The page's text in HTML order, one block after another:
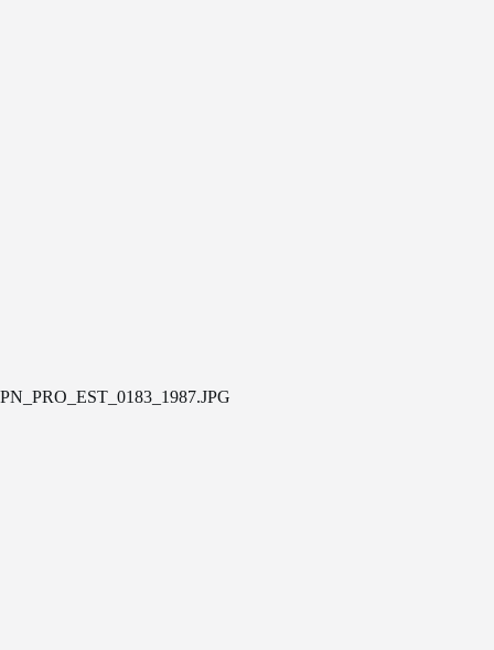
PN_PRO_EST_0183_1987.JPG